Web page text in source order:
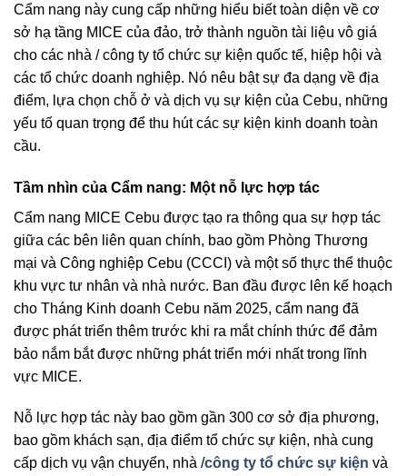
Cẩm nang này cung cấp những hiểu biết toàn diện về cơ
sở hạ tầng MICE của đảo, trở thành nguồn tài liệu vô giá
cho các nhà / công ty tổ chức sự kiện quốc tế, hiệp hội và
các tổ chức doanh nghiệp. Nó nêu bật sự đa dạng về địa
điểm, lựa chọn chỗ ở và dịch vụ sự kiện của Cebu, những
yếu tố quan trọng để thu hút các sự kiện kinh doanh toàn
cầu.
Tầm nhìn của Cẩm nang: Một nỗ lực hợp tác
Cẩm nang MICE Cebu được tạo ra thông qua sự hợp tác
giữa các bên liên quan chính, bao gồm Phòng Thương
mại và Công nghiệp Cebu (CCCI) và một số thực thể thuộc
khu vực tư nhân và nhà nước. Ban đầu được lên kế hoạch
cho Tháng Kinh doanh Cebu năm 2025, cẩm nang đã
được phát triển thêm trước khi ra mắt chính thức để đảm
bảo nắm bắt được những phát triển mới nhất trong lĩnh
vực MICE.
Nỗ lực hợp tác này bao gồm gần 300 cơ sở địa phương,
bao gồm khách sạn, địa điểm tổ chức sự kiện, nhà cung
cấp dịch vụ vận chuyển, nhà /công ty tổ chức sự kiện và